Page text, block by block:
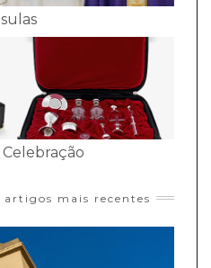
Celebração
artigos mais recentes